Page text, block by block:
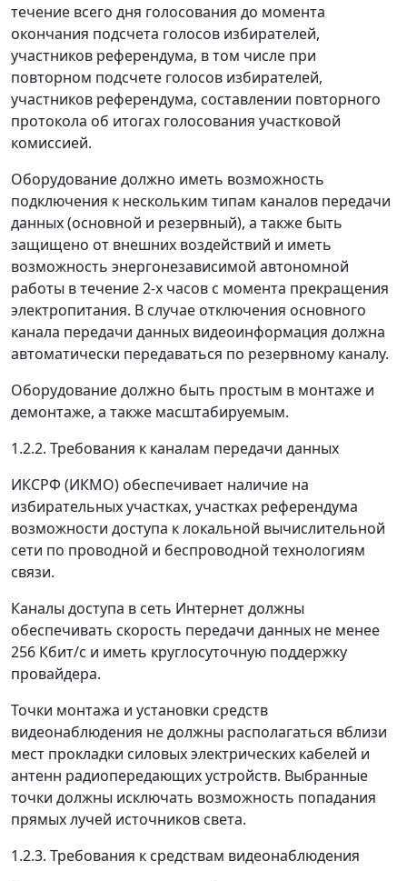
течение всего дня голосования до момента
окончания подсчета голосов избирателей,
участников референдума, в том числе при
повторном подсчете голосов избирателей,
участников референдума, составлении повторного
протокола об итогах голосования участковой
комиссией.
Оборудование должно иметь возможность
подключения к нескольким типам каналов передачи
данных (основной и резервный), а также быть
защищено от внешних воздействий и иметь
возможность энергонезависимой автономной
работы в течение 2-х часов с момента прекращения
электропитания. В случае отключения основного
канала передачи данных видеоинформация должна
автоматически передаваться по резервному каналу.
Оборудование должно быть простым в монтаже и
демонтаже, а также масштабируемым.
1.2.2. Требования к каналам передачи данных
ИКСРФ (ИКМО) обеспечивает наличие на
избирательных участках, участках референдума
возможности доступа к локальной вычислительной
сети по проводной и беспроводной технологиям
связи.
Каналы доступа в сеть Интернет должны
обеспечивать скорость передачи данных не менее
256 Кбит/с и иметь круглосуточную поддержку
провайдера.
Точки монтажа и установки средств
видеонаблюдения не должны располагаться вблизи
мест прокладки силовых электрических кабелей и
антенн радиопередающих устройств. Выбранные
точки должны исключать возможность попадания
прямых лучей источников света.
1.2.3. Требования к средствам видеонаблюдения